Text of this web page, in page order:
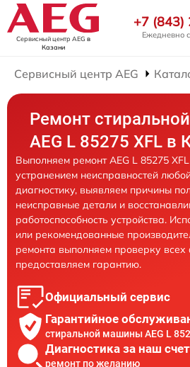
Сервисный центр AEG в
Казани
+7
Ежедневно
Сервисный центр AEG
Ремонт
AEG L 85275 XFL в
Выполняем ремонт AEG L 85275
устранением неисправностей
диагностику, выявляем причины
неисправные детали и
работоспособность устройства.
или рекомендованные
ремонта выполняем проверку
предоставляем гарантию.
Официальный сервис
Гарантийное
стиральной машины AEG L
Диагностика за наш
ремонт по желанию